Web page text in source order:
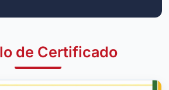
de Certificado